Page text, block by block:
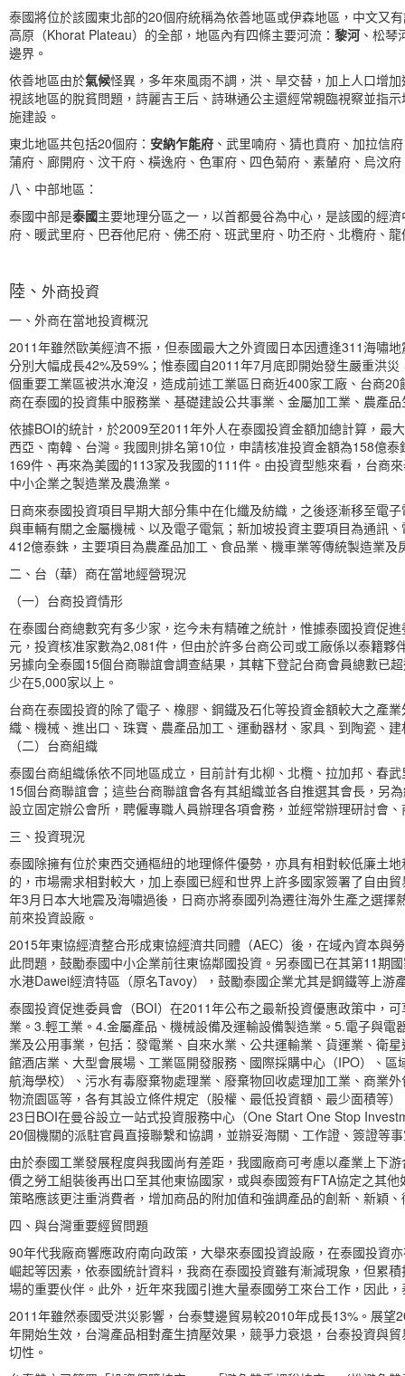
泰國將位於該國東北部的20個府統稱為依善地區或伊森地區，中文又
高原（Khorat Plateau）的全部，地區內有四條主要河流： 黎河 、松
邊界。
依善地區由於氣候怪異，多年來風雨不調，洪、旱交替，加上人口增
視該地區的脫貧問題，詩麗吉王后、詩琳通公主還經常親臨視察並指
施建設。
東北地區共包括20個府： 安納乍能府 、武里喃府、猜也賁府、加拉信
蒲府、廊開府、汶干府、橫逸府、色軍府、四色菊府、素輦府、烏汶
八、中部地區：
泰國中部是泰國主要地理分區之一，以首都曼谷為中心，是該國的經
府、暖武里府、巴吞他尼府、佛丕府、班武里府、叻丕府、北欖府、
陸、 外商投資
一、外商在當地投資概況
2011年雖然歐美經濟不振，但泰國最大之外資國日本因遭逢311海嘯
分別大幅成長42%及59%；惟泰國自2011年7月底即開始發生嚴重洪
個重要工業區被洪水淹沒，造成前述工業區日商近400家工廠、台商
商在泰國的投資集中服務業、基礎建設公共事業、金屬加工業、農產
依據BOI的統計，於2009至2011年外人在泰國投資金額加總計算，最
西亞、南韓、台灣。我國則排名第10位，申請核准投資金額為158億
169件、再來為美國的113家及我國的111件。由投資型態來看，台商
中小企業之製造業及農漁業。
日商來泰國投資項目早期大部分集中在化纖及紡織，之後逐漸移至電
與車輛有關之金屬機械、以及電子電氣；新加坡投資主要項目為通訊
412億泰銖，主要項目為農產品加工、食品業、機車業等傳統製造業及
二、台（華）商在當地經營現況
（一）台商投資情形
在泰國台商總數究有多少家，迄今未有精確之統計，惟據泰國投資促
元，投資核准家數為2,081件，但由於許多台商公司或工廠係以泰籍
另據向全泰國15個台商聯誼會調查結果，其轄下登記台商會員總數已
少在5,000家以上。
台商在泰國投資的除了電子、橡膠、鋼鐵及石化等投資金額較大之產
織、機械、進出口、珠寶、農產品加工、運動器材、家具、到陶瓷、
（二）台商組織
泰國台商組織係依不同地區成立，目前計有北柳、北欖、拉加邦、春
15個台商聯誼會；這些台商聯誼會各有其組織並各自推選其會長，另
設立固定辦公會所，聘僱專職人員辦理各項會務，並經常辦理研討會
三、投資現況
泰國除擁有位於東西交通樞紐的地理條件優勢，亦具有相對較低廉土
的，市場需求相對較大，加上泰國已經和世界上許多國家簽署了自由
年3月日本大地震及海嘯過後，日商亦將泰國列為遷往海外生產之選
前來投資設廠。
2015年東協經濟整合形成東協經濟共同體（AEC）後，在域內資本與
此問題，鼓勵泰國中小企業前往東協鄰國投資。另泰國已在其第11期
水港Dawei經濟特區（原名Tavoy），鼓勵泰國企業尤其是鋼鐵等上游
泰國投資促進委員會（BOI）在2011年公布之最新投資優惠政策中，
業。3.輕工業。4.金屬產品、機械設備及運輸設備製造業。5.電子與
業及公用事業，包括：發電業、自來水業、公共運輸業、貨運業、衛
館酒店業、大型會展場、工業區開發服務、國際採購中心（IPO）、
航海學校）、污水有毒廢棄物處理業、廢棄物回收處理加工業、商業
物流園區等，各有其設立條件規定（股權、最低投資額、最少面積等
23日BOI在曼谷設立一站式投資服務中心（One Start One Stop
20個機關的派駐官員直接聯繫和協調，並辦妥海關、工作證、簽證等
由於泰國工業發展程度與我國尚有差距，我國廠商可考慮以產業上下
價之勞工組裝後再出口至其他東協國家，或與泰國簽有FTA協定之其
策略應該更注重消費者，增加商品的附加值和強調產品的創新、新穎
四、與台灣重要經貿問題
90年代我廠商響應政府南向政策，大舉來泰國投資設廠，在泰國投資
崛起等因素，依泰國統計資料，我商在泰國投資雖有漸減現象，但累
場的重要伙伴。此外，近年來我國引進大量泰國勞工來台工作，因此
2011年雖然泰國受洪災影響，台泰雙邊貿易較2010年成長13%。展
年開始生效，台灣產品相對產生擠壓效果，競爭力衰退，台泰投資與
切性。